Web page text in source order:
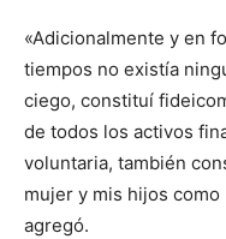
«Adicionalmente y en
tiempos no existía
ciego, constituí
de todos los activos
voluntaria, también
mujer y mis hijos
agregó.